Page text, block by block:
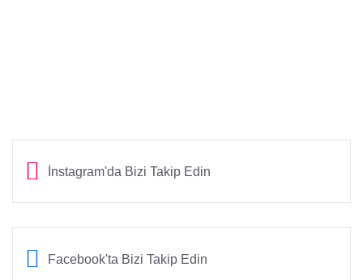
İnstagram'da Bizi Takip Edin
Facebook'ta Bizi Takip Edin